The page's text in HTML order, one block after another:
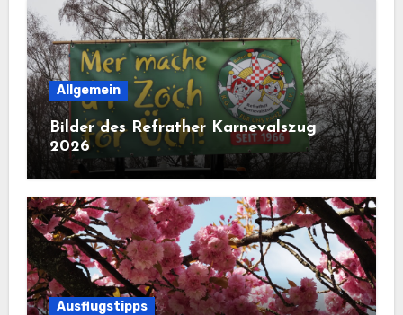
Allgemein
Bilder des Refrather Karnevalszug
2026
Ausflugstipps